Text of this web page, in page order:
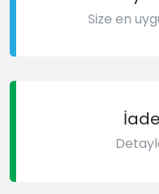
Size en